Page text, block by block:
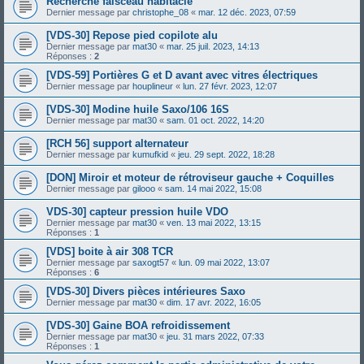
Dernier message par christophe_08 « mar. 12 déc. 2023, 07:59
[VDS-30] Repose pied copilote alu
Dernier message par mat30 « mar. 25 juil. 2023, 14:13
Réponses : 2
[VDS-59] Portières G et D avant avec vitres électriques
Dernier message par houplineur « lun. 27 févr. 2023, 12:07
[VDS-30] Modine huile Saxo/106 16S
Dernier message par mat30 « sam. 01 oct. 2022, 14:20
[RCH 56] support alternateur
Dernier message par kumufkid « jeu. 29 sept. 2022, 18:28
[DON] Miroir et moteur de rétroviseur gauche + Coquilles
Dernier message par gilooo « sam. 14 mai 2022, 15:08
VDS-30] capteur pression huile VDO
Dernier message par mat30 « ven. 13 mai 2022, 13:15
Réponses : 1
[VDS] boite à air 308 TCR
Dernier message par saxogt57 « lun. 09 mai 2022, 13:07
Réponses : 6
[VDS-30] Divers pièces intérieures Saxo
Dernier message par mat30 « dim. 17 avr. 2022, 16:05
[VDS-30] Gaine BOA refroidissement
Dernier message par mat30 « jeu. 31 mars 2022, 07:33
Réponses : 1